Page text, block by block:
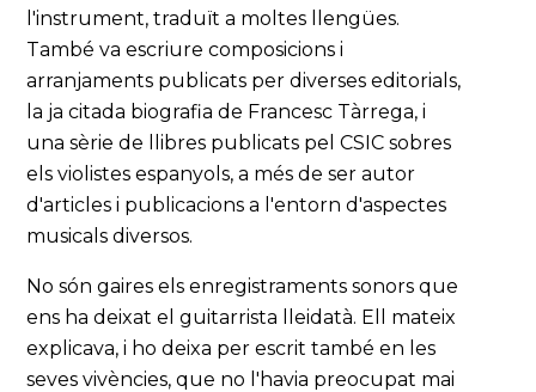
l'instrument, traduït a moltes llengües.
També va escriure composicions i
arranjaments publicats per diverses editorials,
la ja citada biografia de Francesc Tàrrega, i
una sèrie de llibres publicats pel CSIC sobres
els violistes espanyols, a més de ser autor
d'articles i publicacions a l'entorn d'aspectes
musicals diversos.
No són gaires els enregistraments sonors que
ens ha deixat el guitarrista lleidatà. Ell mateix
explicava, i ho deixa per escrit també en les
seves vivències, que no l'havia preocupat mai